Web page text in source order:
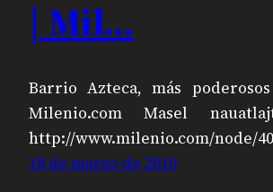
| Mil…
Barrio Azteca, más
Milenio.com Masel
http://www.milenio.com/node/
18 de marzo de 2010